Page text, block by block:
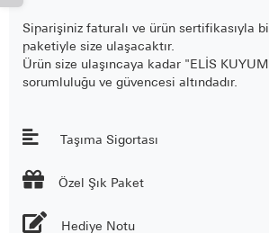
Siparişiniz faturalı ve ürün sertifikasıyla
paketiyle size ulaşacaktır.
Ürün size ulaşıncaya kadar "ELİS
sorumluluğu ve güvencesi altındadır.
Taşıma Sigortası
 Özel Şık Paket
Hediye Notu